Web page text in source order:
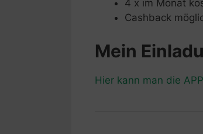
4 x im Monat
Cashback
Mein
Hier kann man die